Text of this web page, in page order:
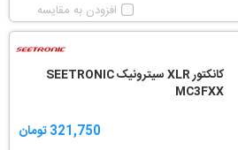
افزودن به مقایسه
کانکتور XLR سیترونیک SEETRONIC
MC3FXX
321,750 تومان